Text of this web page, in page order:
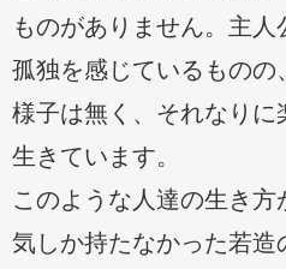
ものがありません。主
孤独を感じているものの
様子は無く、それなりに
生きています。
このような人達の生き
気しか持たなかった若造